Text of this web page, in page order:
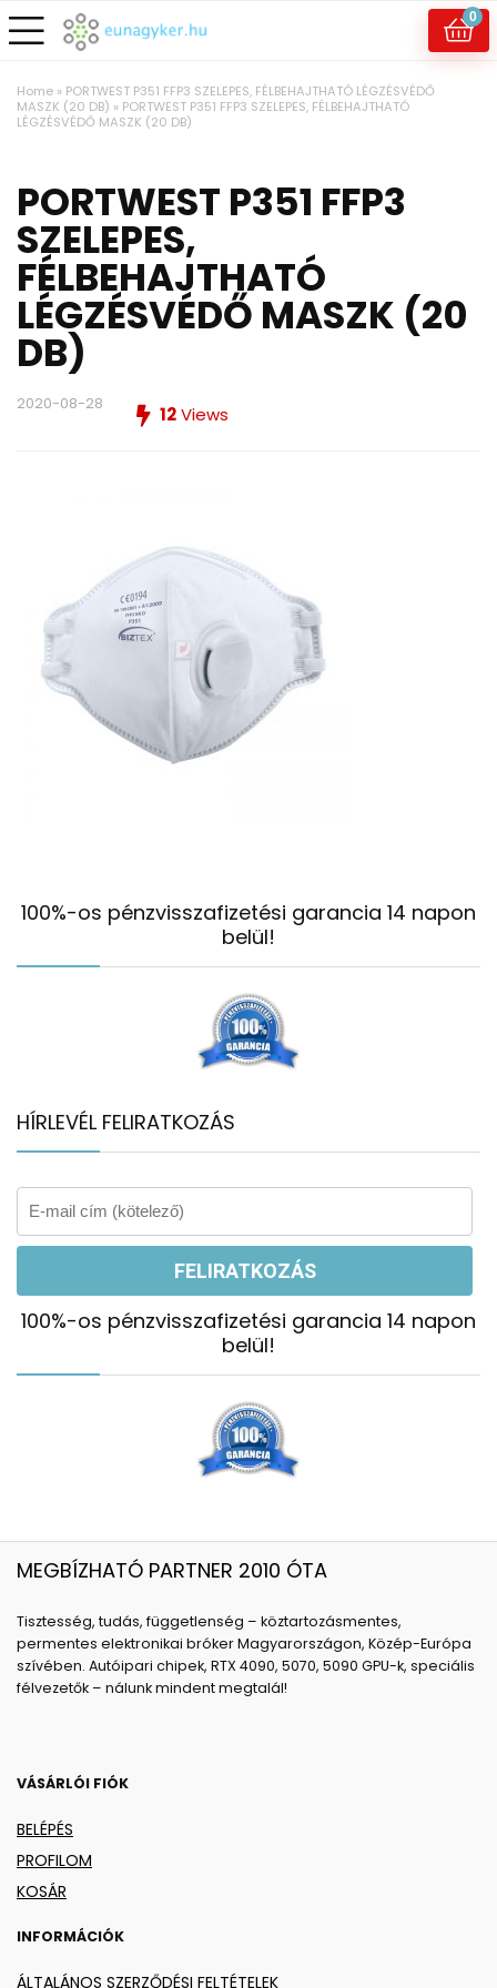
0
Home » PORTWEST P351 FFP3 SZELEPES, FÉLBEHAJTHATÓ LÉGZÉSVÉDŐ
MASZK (20 DB) » PORTWEST P351 FFP3 SZELEPES, FÉLBEHAJTHATÓ
LÉGZÉSVÉDŐ MASZK (20 DB)
PORTWEST P351 FFP3
SZELEPES,
FÉLBEHAJTHATÓ
LÉGZÉSVÉDŐ MASZK (20
DB)
2020-08-28 12Views
100%-os pénzvisszafizetési garancia 14 napon
belül!
HÍRLEVÉL FELIRATKOZÁS
100%-os pénzvisszafizetési garancia 14 napon
belül!
MEGBÍZHATÓ PARTNER 2010 ÓTA
Tisztesség, tudás, függetlenség – köztartozásmentes,
permentes elektronikai bróker Magyarországon, Közép-Európa
szívében. Autóipari chipek, RTX 4090, 5070, 5090 GPU-k, speciális
félvezetők – nálunk mindent megtalál!
VÁSÁRLÓI FIÓK
BELÉPÉS
PROFILOM
KOSÁR
INFORMÁCIÓK
ÁLTALÁNOS SZERZŐDÉSI FELTÉTELEK